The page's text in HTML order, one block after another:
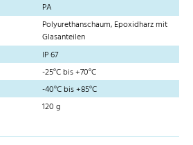
PA
Polyurethanschaum, Epoxidharz mit
Glasanteilen
IP 67
-25°C bis +70°C
-40°C bis +85°C
120 g